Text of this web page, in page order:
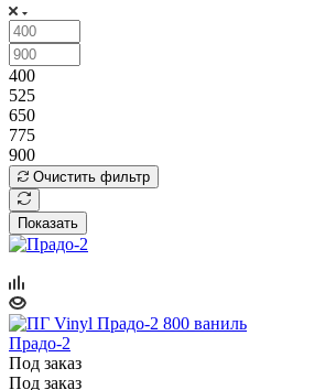
400
525
650
775
900
Очистить фильтр
Показать
Прадо-2
Под заказ
Под заказ